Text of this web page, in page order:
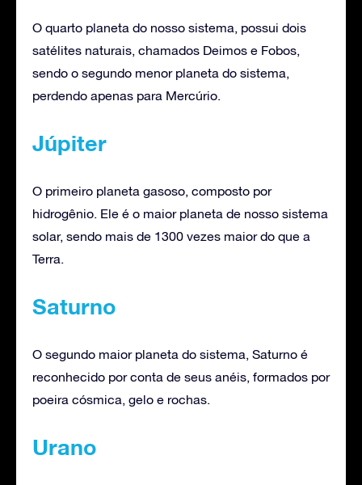
O quarto planeta do nosso sistema, possui dois
satélites naturais, chamados Deimos e Fobos,
sendo o segundo menor planeta do sistema,
perdendo apenas para Mercúrio.
Júpiter
O primeiro planeta gasoso, composto por
hidrogênio. Ele é o maior planeta de nosso sistema
solar, sendo mais de 1300 vezes maior do que a
Terra.
Saturno
O segundo maior planeta do sistema, Saturno é
reconhecido por conta de seus anéis, formados por
poeira cósmica, gelo e rochas.
Urano